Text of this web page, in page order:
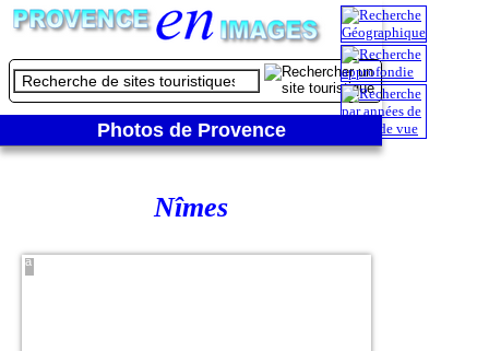
Photos de Provence
Nîmes
sur la ville